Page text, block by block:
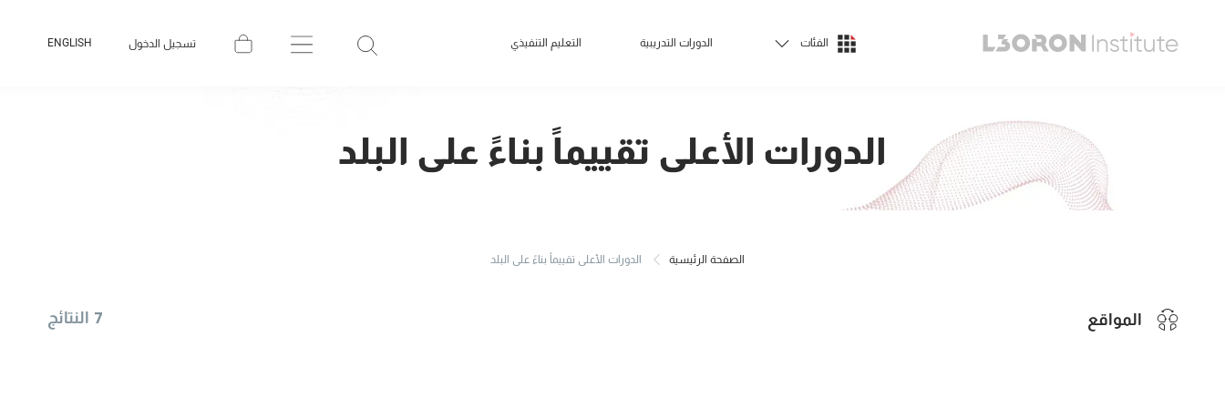
الفئات الدورات التدريبية التعليم التنفيذي تسجيل الدخول ENGLISH
الدورات الأعلى تقييماً بناءً على البلد
الصفحة الرئيسية الدورات الأعلى تقييماً بناءً على البلد
المواقع 7 النتائج